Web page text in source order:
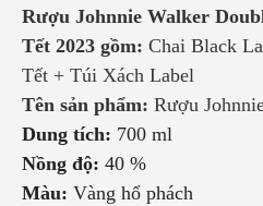
Rượu Johnnie Walker
Tết 2023 gồm: Chai Black
Tết + Túi Xách Label
Tên sản phẩm: Rượu
Dung tích: 700 ml
Nồng độ: 40 %
Màu: Vàng hổ phách